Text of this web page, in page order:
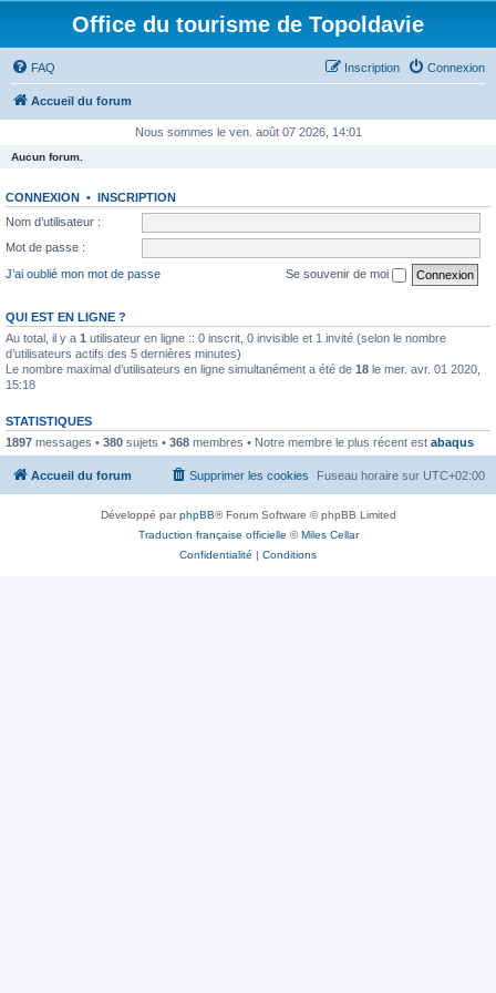
Office du tourisme de Topoldavie
FAQ Connexion
Inscription
Accueil du forum
Nous sommes le ven. août 07 2026, 14:01
Aucun forum.
CONNEXION • INSCRIPTION
Nom d’utilisateur :
Mot de passe :
J’ai oublié mon mot de passe
Se souvenir de moi
QUI EST EN LIGNE ?
Au total, il y a 1 utilisateur en ligne :: 0 inscrit, 0 invisible et 1 invité (selon le nombre
d’utilisateurs actifs des 5 dernières minutes)
Le nombre maximal d’utilisateurs en ligne simultanément a été de 18 le mer. avr. 01 2020,
15:18
STATISTIQUES
1897 messages • 380 sujets • 368 membres • Notre membre le plus récent est abaqus
Accueil du forum Fuseau horaire sur UTC+02:00
Supprimer les cookies
Développé parphpBB® Forum Software © phpBB Limited
Traduction française officielle ©Miles Cellar
Confidentialité | Conditions